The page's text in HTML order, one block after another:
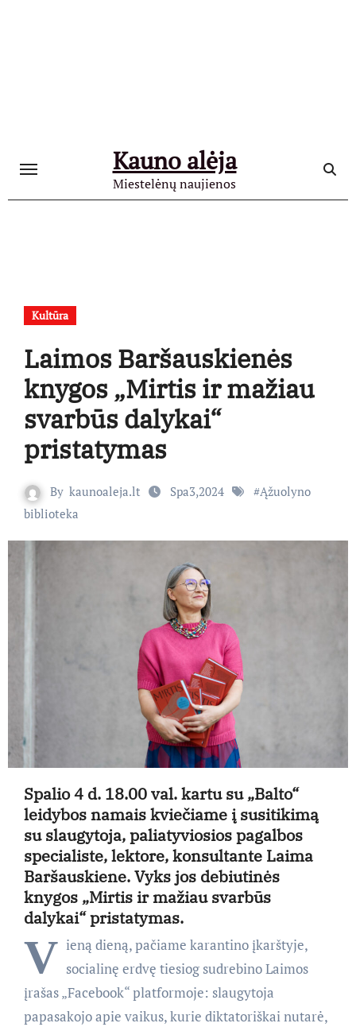
Kauno alėja
Miestelėnų naujienos
Kultūra
Laimos Baršauskienės
knygos „Mirtis ir mažiau
svarbūs dalykai“
pristatymas
By kaunoaleja.lt Spa3,2024 #Ąžuolyno
biblioteka
Spalio 4 d. 18.00 val. kartu su „Balto“
leidybos namais kviečiame į susitikimą
su slaugytoja, paliatyviosios pagalbos
specialiste, lektore, konsultante Laima
Baršauskiene. Vyks jos debiutinės
knygos „Mirtis ir mažiau svarbūs
dalykai“ pristatymas.
V ieną dieną, pačiame karantino įkarštyje,
socialinę erdvę tiesiog sudrebino Laimos
įrašas „Facebook“ platformoje: slaugytoja
papasakojo apie vaikus, kurie diktatoriškai nutarė,